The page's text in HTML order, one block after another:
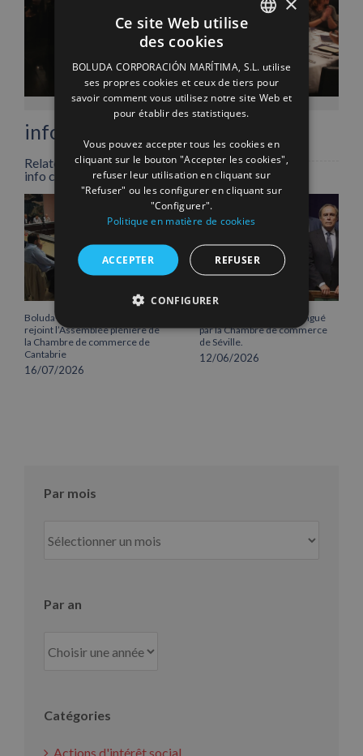
info heading
info content
Facebook
X LinkedInWhatsAppPinterest
Email
Related Posts
Boluda Corporación Marítima
rejoint l’Assemblée plénière de
la Chambre de commerce de
Cantabrie
16/07/2026
Vicente Boluda Fos distingué
par la Chambre de commerce
de Séville.
12/06/2026
Par mois
mois
Par an
Catégories
Actions d'intérêt social
ENGLISH
FRENCH
Ce site Web utilise
des cookies
BOLUDA CORPORACIÓN MARÍTIMA, S.L. utilise
ses propres cookies et ceux de tiers pour
savoir comment vous utilisez notre site Web et
pour établir des statistiques.
Vous pouvez accepter tous les cookies en
cliquant sur le bouton "Accepter les cookies",
refuser leur utilisation en cliquant sur
"Refuser" ou les configurer en cliquant sur
"Configurer".
Politique en matière de cookies
ACCEPTER REFUSER
CONFIGURER